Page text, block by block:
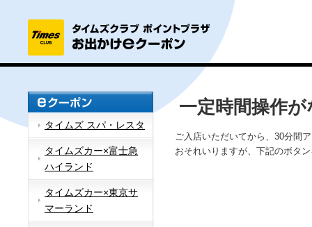
タイムズ スパ・レスタ
タイムズカー×富士急
ハイランド
タイムズカー×東京サ
マーランド
一定時間操作
ご入店いただいてから、30分間
おそれいりますが、下記のボタ